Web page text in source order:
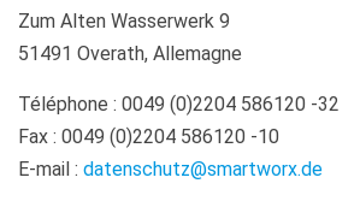
Zum Alten Wasserwerk 9
51491 Overath, Allemagne
Téléphone : 0049 (0)2204 586120 -32
Fax : 0049 (0)2204 586120 -10
E-mail : datenschutz@smartworx.de